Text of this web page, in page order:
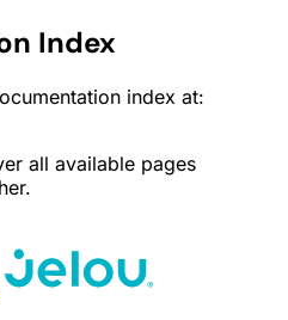
Index
index at:
all available pages